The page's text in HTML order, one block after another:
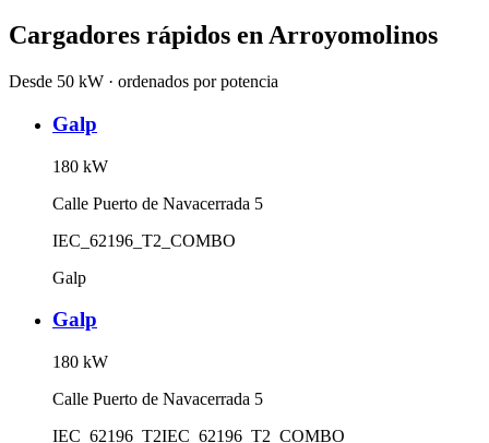
Cargadores rápidos en Arroyomolinos
Desde 50 kW · ordenados por potencia
Galp
180 kW
Calle Puerto de Navacerrada 5
IEC_62196_T2_COMBO
Galp
Galp
180 kW
Calle Puerto de Navacerrada 5
IEC_62196_T2IEC_62196_T2_COMBO